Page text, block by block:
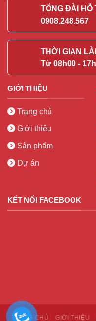
TỔNG ĐÀI HỖ
0908.248.567
THỜI GIAN
Từ 08h00 -
GIỚI THIỆU
Trang chủ
Giới thiệu
Sản phẩm
Dự án
KẾT NỐI FACEBOOK
TRANG CHỦ GIỚI THIỆU